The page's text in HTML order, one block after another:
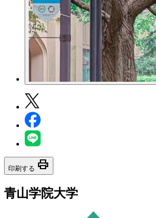
印刷する print
青山学院大学